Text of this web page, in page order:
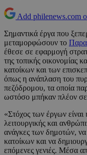
Add philenews.com
Σημαντικά έργα που
μεταμορφώσουν το
έθεσε σε εφαρμογή
της τοπικής οικονομίας
κατοίκων και των
όπως η ανάπλαση του
πεζόδρομου, τα οποία
ωστόσο μπήκαν πλέον σε
«Στόχος των έργων είναι
λειτουργικής και
ανάγκες των δημοτών, να
κατοίκων και να
επόμενες γενιές. Μέσα